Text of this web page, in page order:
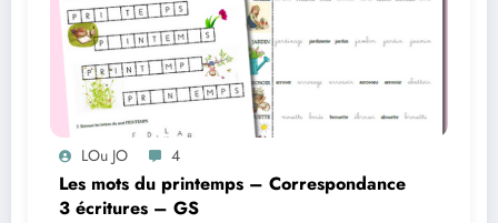
LOu JO 4
Les mots du printemps – Correspondance
3 écritures – GS